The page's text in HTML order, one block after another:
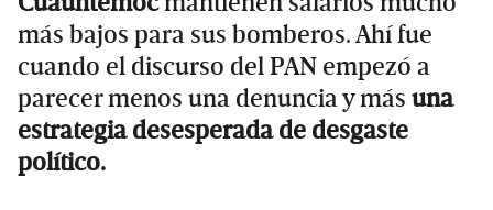
más bajos para sus bomberos. Ahí fue
cuando el discurso del PAN empezó a
parecer menos una denuncia y más una
estrategia desesperada de desgaste
político.